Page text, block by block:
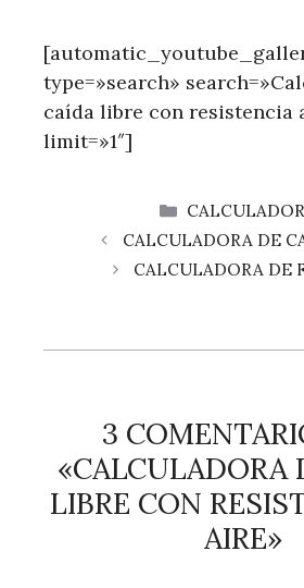
type=»search»
caída libre con resistencia
limit=»1″]
CATEGORÍAS
CALCULADORA DE
CALCULADORA DE
3
«CALCULADORA
LIBRE CON
AIRE»